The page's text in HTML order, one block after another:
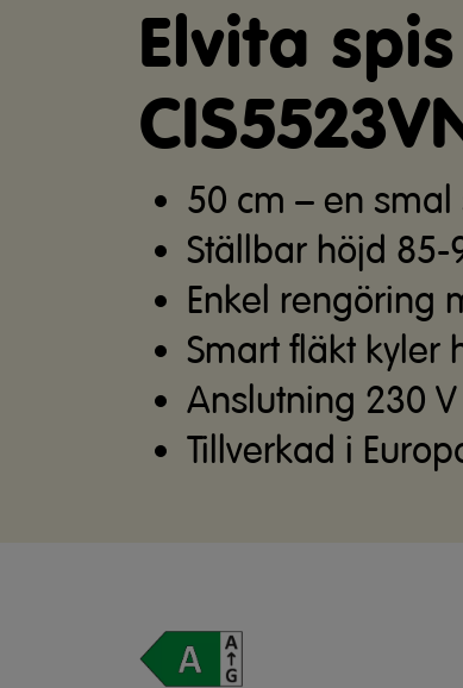
Elvita
50 cm – en smal
Ställbar höjd 85-
Enkel rengöring
Smart fläkt kyler
Anslutning 230 V
Tillverkad i